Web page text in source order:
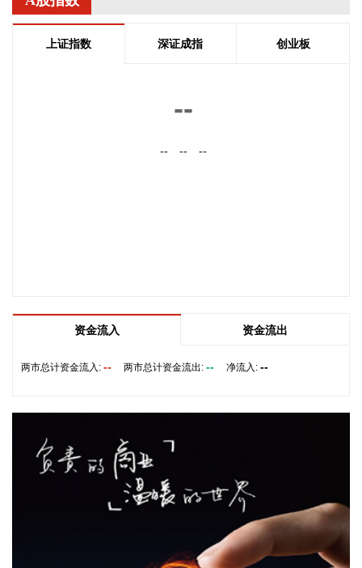
或等值外币。
2026-08-07 17:29:13
司股东的净利润1213.33万元，同比增长14.25%；基本每股收
扭亏为盈；基本每股收益0.0036元。 营业收入业绩变动主要原
项，其业务板块收入规模较上期减少。
公司股票连续三个交易日内（8月5日、8月6日、8月7日）收盘
价格涨幅偏离值累计达到20％以上。根据公司在《2025年年度
报告》中披露的“未来发展的展望”，公司将加速向软件与信息
技术领域的转型，积极推进二次并购。截至目前，公司二次并
购事项仍处于筹划阶段，正在积极推进中，尚未签署任何意向
性协议，存在一定的不确定性，请广大投资者注意投资风险。
上证指数 深证成指 创业板
--
-- -- --
资金流入 资金流出
两市总计资金流入: -- 两市总计资金流出: -- 净流入: --